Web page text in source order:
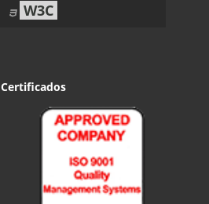
W3C
Certificados